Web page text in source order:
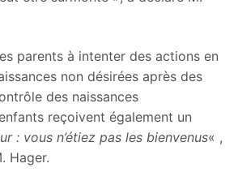
parents à intenter des actions en
non désirées après des
des naissances
reçoivent également un
: vous n’étiez pas les bienvenus« ,
Hager.